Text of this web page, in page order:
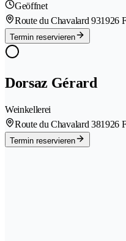
Geöffnet
Route du Chavalard 931926
Termin reservieren
Dorsaz Gérard
Weinkellerei
Route du Chavalard 381926
Termin reservieren